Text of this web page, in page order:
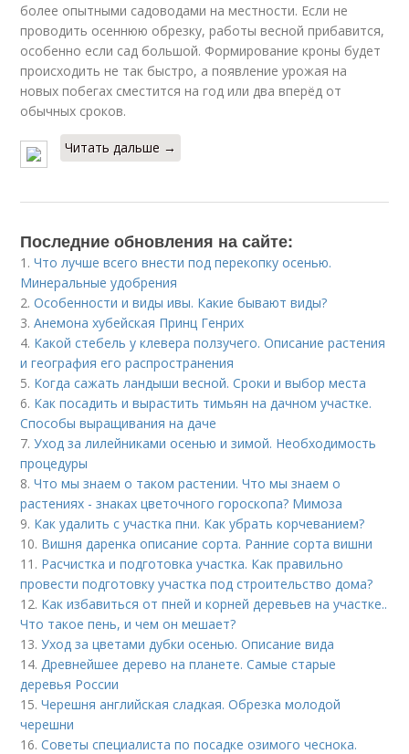
более опытными садоводами на местности. Если не
проводить осеннюю обрезку, работы весной прибавится,
особенно если сад большой. Формирование кроны будет
происходить не так быстро, а появление урожая на
новых побегах сместится на год или два вперёд от
обычных сроков.
Читать дальше →
Последние обновления на сайте:
1.Что лучше всего внести под перекопку осенью.
Минеральные удобрения
2.Особенности и виды ивы. Какие бывают виды?
3.Анемона хубейская Принц Генрих
4. Какой стебель у клевера ползучего. Описание растения
и география его распространения
5. Когда сажать ландыши весной. Сроки и выбор места
6. Как посадить и вырастить тимьян на дачном участке.
Способы выращивания на даче
7.Уход за лилейниками осенью и зимой. Необходимость
процедуры
8.Что мы знаем о таком растении. Что мы знаем о
растениях - знаках цветочного гороскопа? Мимоза
9. Как удалить с участка пни. Как убрать корчеванием?
10. Вишня даренка описание сорта. Ранние сорта вишни
11. Расчистка и подготовка участка. Как правильно
провести подготовку участка под строительство дома?
12. Как избавиться от пней и корней деревьев на участке..
Что такое пень, и чем он мешает?
13.Уход за цветами дубки осенью. Описание вида
14.Древнейшее дерево на планете. Самые старые
деревья России
15.Черешня английская сладкая. Обрезка молодой
черешни
16.Советы специалиста по посадке озимого чеснока.